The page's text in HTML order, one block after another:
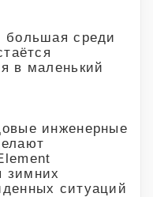
среди
в маленький
инженерные
зимних
ситуаций